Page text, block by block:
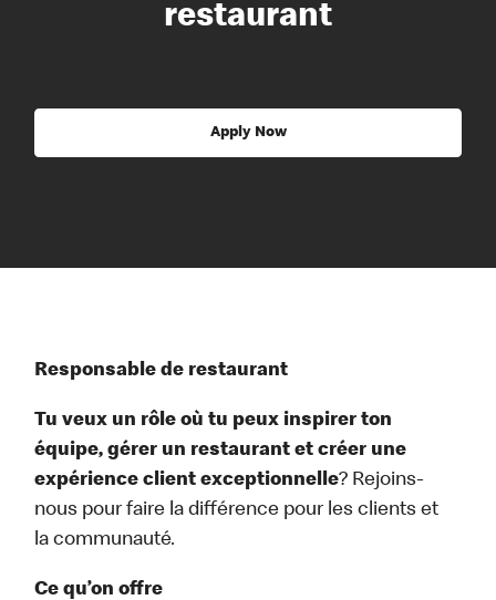
restaurant
Apply Now
Responsable de restaurant
Tu veux un rôle où tu peux inspirer ton
équipe, gérer un restaurant et créer une
expérience client exceptionnelle? Rejoins-
nous pour faire la différence pour les clients et
la communauté.
Ce qu’on offre